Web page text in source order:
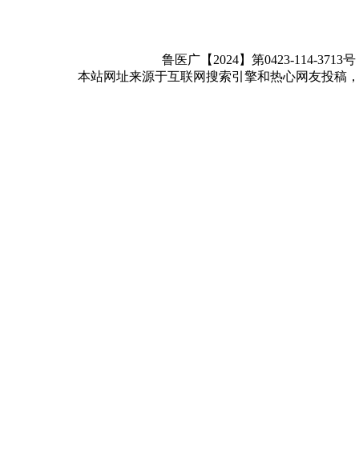
鲁医广【2024】第0423-114-3713
本站网址来源于互联网搜索引擎和热心网友投稿